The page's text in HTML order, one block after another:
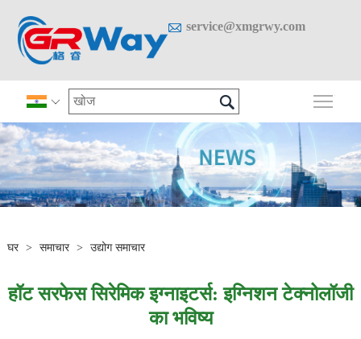
 service@xmgrwy.com
  मुख्य
घर > समाचार > उद्योग समाचार
हॉट सरफेस सिरेमिक इग्नाइटर्स: इग्निशन टेक्नोलॉजी
का भविष्य